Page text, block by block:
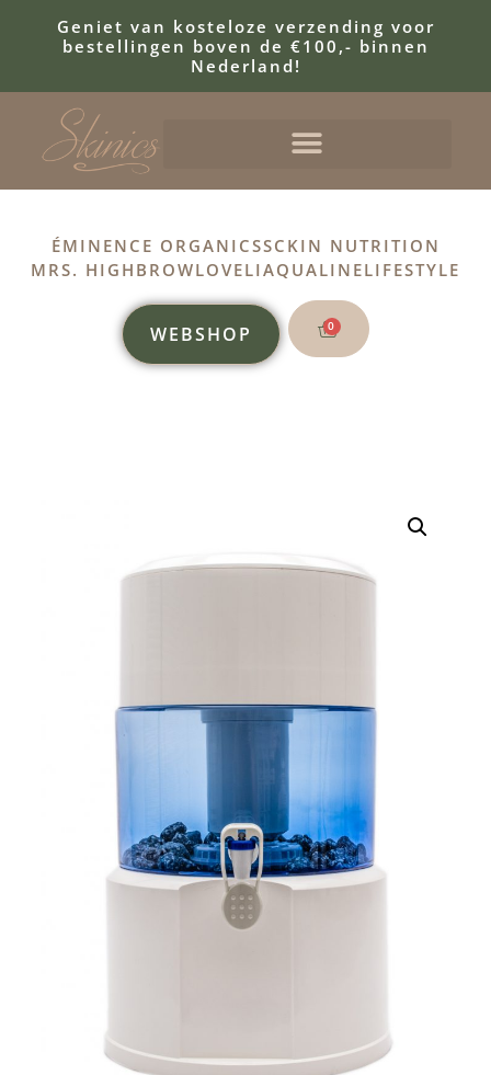
Geniet van kosteloze verzending voor
bestellingen boven de €100,- binnen
Nederland!
ÉMINENCE ORGANICSSCKIN NUTRITION
MRS. HIGHBROWLOVELIAQUALINELIFESTYLE
WEBSHOP 0